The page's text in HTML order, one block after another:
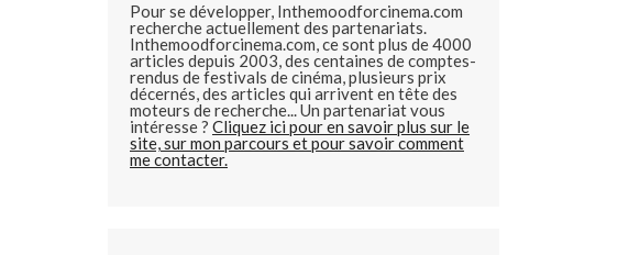
Pour se développer, Inthemoodforcinema.com
recherche actuellement des partenariats.
Inthemoodforcinema.com, ce sont plus de 4000
articles depuis 2003, des centaines de comptes-
rendus de festivals de cinéma, plusieurs prix
décernés, des articles qui arrivent en tête des
moteurs de recherche... Un partenariat vous
intéresse ? Cliquez ici pour en savoir plus sur le
site, sur mon parcours et pour savoir comment
me contacter.